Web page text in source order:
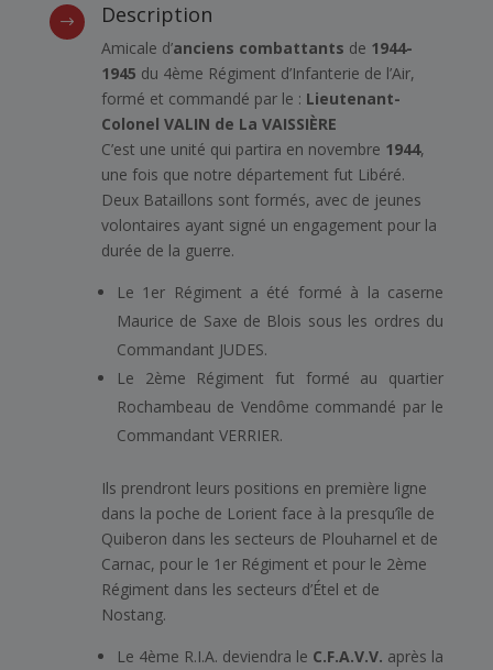
$ Description
Amicale d’anciens combattants de 1944-
1945 du 4ème Régiment d’Infanterie de l’Air,
formé et commandé par le : Lieutenant-
Colonel VALIN de La VAISSIÈRE
C’est une unité qui partira en novembre 1944,
une fois que notre département fut Libéré.
Deux Bataillons sont formés, avec de jeunes
volontaires ayant signé un engagement pour la
durée de la guerre.
Le 1er Régiment a été formé à la caserne
Maurice de Saxe de Blois sous les ordres du
Commandant JUDES.
Le 2ème Régiment fut formé au quartier
Rochambeau de Vendôme commandé par le
Commandant VERRIER.
Ils prendront leurs positions en première ligne
dans la poche de Lorient face à la presqu’île de
Quiberon dans les secteurs de Plouharnel et de
Carnac, pour le 1er Régiment et pour le 2ème
Régiment dans les secteurs d’Étel et de
Nostang.
Le 4ème R.I.A. deviendra le C.F.A.V.V. après la